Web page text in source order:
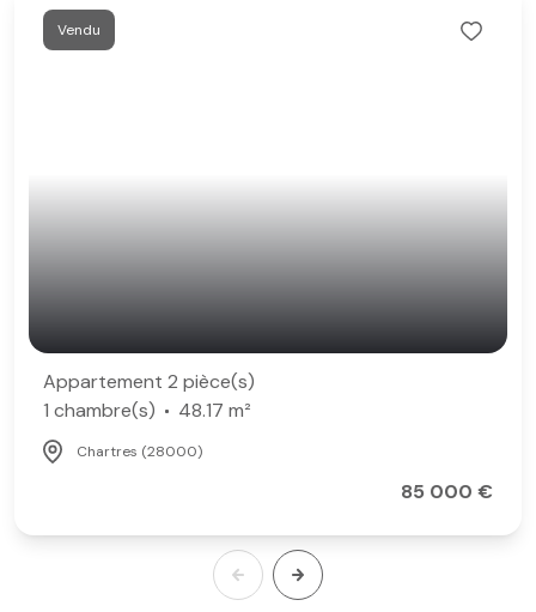
Vendu
Appartement 2 pièce(s)
1 chambre(s)
48.17 m²
Chartres (28000)
85 000 €